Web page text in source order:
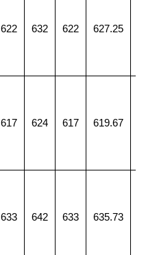
622 632 622 627.25
617 624 617 619.67
633 642 633 635.73